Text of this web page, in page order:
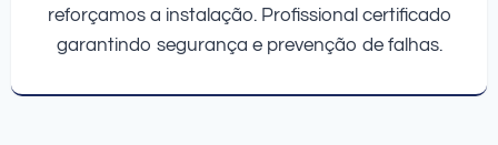
reforçamos a instalação. Profissional certificado
garantindo segurança e prevenção de falhas.